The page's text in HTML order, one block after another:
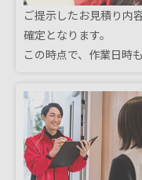
ご提示したお見積り内
確定となります。
この時点で、作業日時